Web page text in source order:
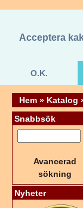
Acceptera
O.K.
Hem » Katalog
Snabbsök
Avancerad
sökning
Nyheter